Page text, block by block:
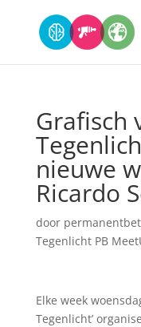
Grafisch
nieuwe
Ricardo
door
Tegenlicht PB
Elke week
Tegenlicht’